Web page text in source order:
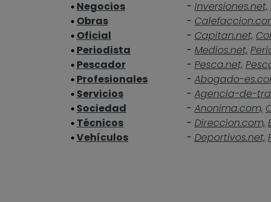
Negocios
- Inversiones.net,
Obras
-
Oficial
- Capitan.net,
Periodista
- Medios.net,
Pescador
- Pesca.net,
Profesionales
- Abogado-
Servicios
- Agencia-de-
Sociedad
- Anonima.com,
Técnicos
- Direccion.com,
Vehículos
- Deportivos.net,